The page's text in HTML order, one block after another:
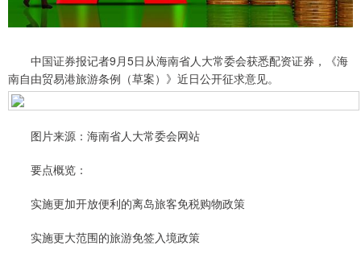
中国证券报记者9月5日从海南省人大常委会获悉配资证券，《海
南自由贸易港旅游条例（草案）》近日公开征求意见。
图片来源：海南省人大常委会网站
要点概览：
实施更加开放便利的离岛旅客免税购物政策
实施更大范围的旅游免签入境政策